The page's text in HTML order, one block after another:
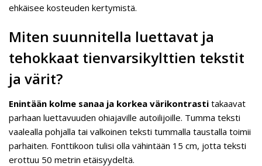
ehkäisee kosteuden kertymistä.
Miten suunnitella luettavat ja
tehokkaat tienvarsikylttien tekstit
ja värit?
Enintään kolme sanaa ja korkea värikontrasti takaavat
parhaan luettavuuden ohiajaville autoilijoille. Tumma teksti
vaalealla pohjalla tai valkoinen teksti tummalla taustalla toimii
parhaiten. Fonttikoon tulisi olla vähintään 15 cm, jotta teksti
erottuu 50 metrin etäisyydeltä.